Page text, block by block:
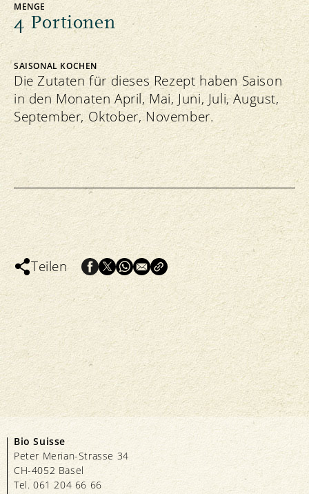
MENGE
4 Portionen
SAISONAL KOCHEN
Die Zutaten für dieses Rezept haben Saison
in den Monaten April, Mai, Juni, Juli, August,
September, Oktober, November.
Teilen
Bio Suisse
Peter Merian-Strasse 34
CH-4052 Basel
Tel. 061 204 66 66